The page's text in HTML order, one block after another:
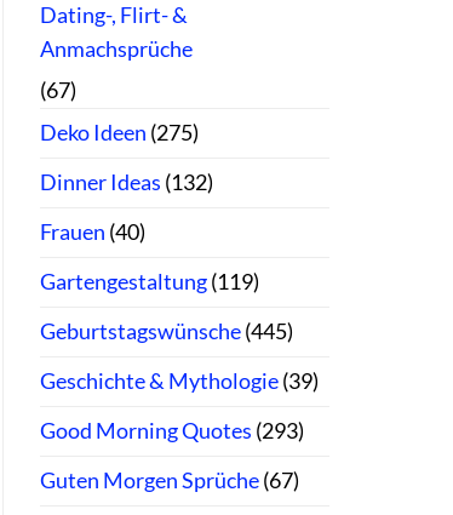
Dating-, Flirt- &
Anmachsprüche
(67)
Deko Ideen (275)
Dinner Ideas (132)
Frauen (40)
Gartengestaltung(119)
Geburtstagswünsche(445)
Geschichte & Mythologie(39)
Good Morning Quotes (293)
Guten Morgen Sprüche(67)